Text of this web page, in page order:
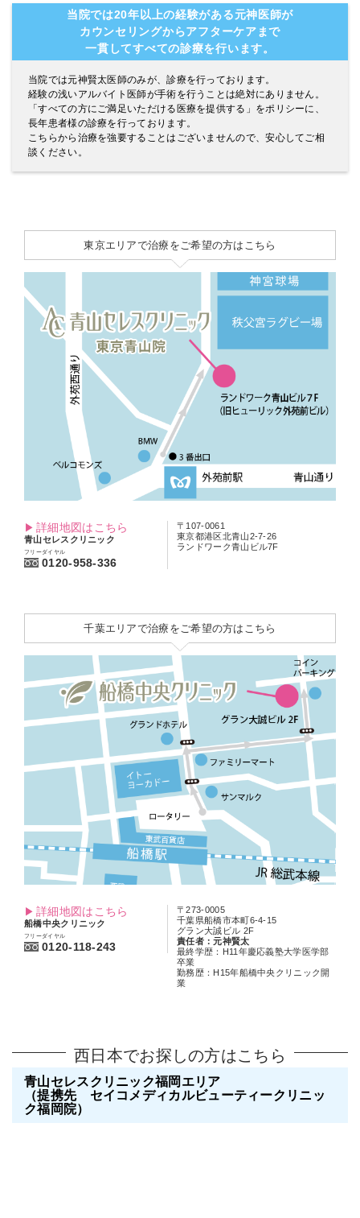
当院では20年以上の経験がある元神医師が
カウンセリングからアフターケアまで
一貫してすべての診療を行います。
当院では元神賢太医師のみが、診療を行っております。
経験の浅いアルバイト医師が手術を行うことは絶対にありません。
「すべての方にご満足いただける医療を提供する」をポリシーに、
長年患者様の診療を行っております。
こちらから治療を強要することはございませんので、安心してご相
談ください。
東京エリアで治療をご希望の方はこちら
詳細地図はこちら
青山セレスクリニック
フリーダイヤル
0120-958-336
〒107-0061
東京都港区北青山2-7-26
ランドワーク青山ビル7F
千葉エリアで治療をご希望の方はこちら
詳細地図はこちら
船橋中央クリニック
フリーダイヤル
0120-118-243
〒273-0005
千葉県船橋市本町6-4-15
グラン大誠ビル 2F
責任者：元神賢太
最終学歴：H11年慶応義塾大学医学部
卒業
勤務歴：H15年船橋中央クリニック開
業
西日本でお探しの方はこちら
青山セレスクリニック福岡エリア
（提携先 セイコメディカルビューティークリニッ
ク福岡院）